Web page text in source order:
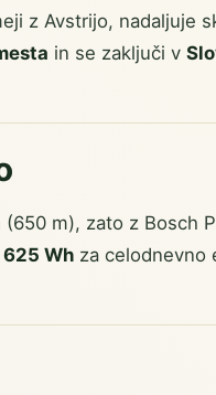
z Avstrijo, nadaljuje
in se zaključi v
m), zato z Bosch
Whza celodnevno